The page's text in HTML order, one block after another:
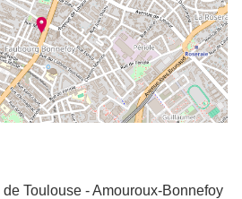
Toulouse - Amouroux-Bonnefoy